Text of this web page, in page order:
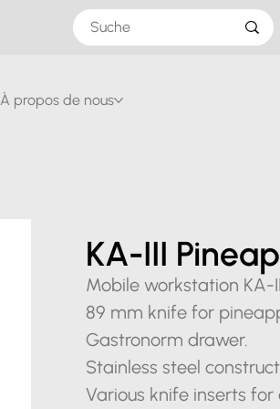
À propos de nous
KA-III
Mobile workstation KA-
89 mm knife for
Gastronorm drawer.
Stainless steel
Various knife inserts